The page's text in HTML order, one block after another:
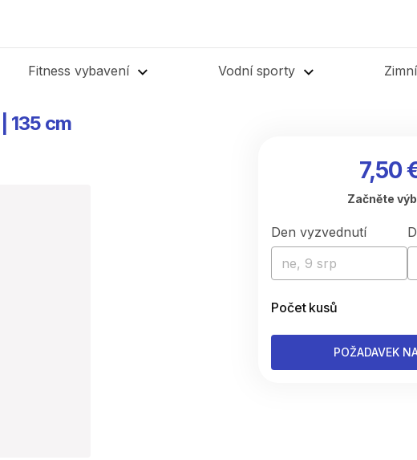
Fitness vybavení Vodní sporty
135 cm
7,50
Začněte
Den vyzvednutí
ne, 9 srp
Počet kusů
POŽADAVEK